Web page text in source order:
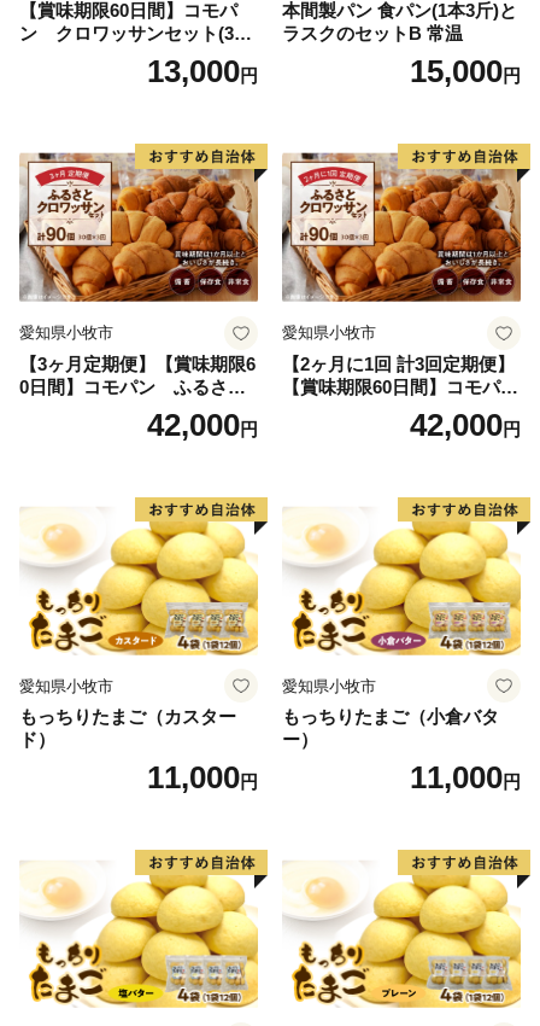
【賞味期限60日間】コモパ
ン クロワッサンセット(30
個入り)／災害用備蓄 保存食
非常食 防災グッズにも
13,000円
本間製パン 食パン(1本3斤)と
ラスクのセットB 常温
15,000円
愛知県小牧市
【3ヶ月定期便】【賞味期限6
0日間】コモパン ふるさと
クロワッサンセット（計90
個）／災害用備蓄 保存食 非
42,000円
愛知県小牧市
【2ヶ月に1回 計3回定期便】
【賞味期限60日間】コモパ
ン ふるさとクロワッサンセ
ット（計90個）／災害用備蓄
42,000円
愛知県小牧市
もっちりたまご（カスター
ド）
11,000円
愛知県小牧市
もっちりたまご（小倉バタ
ー）
11,000円